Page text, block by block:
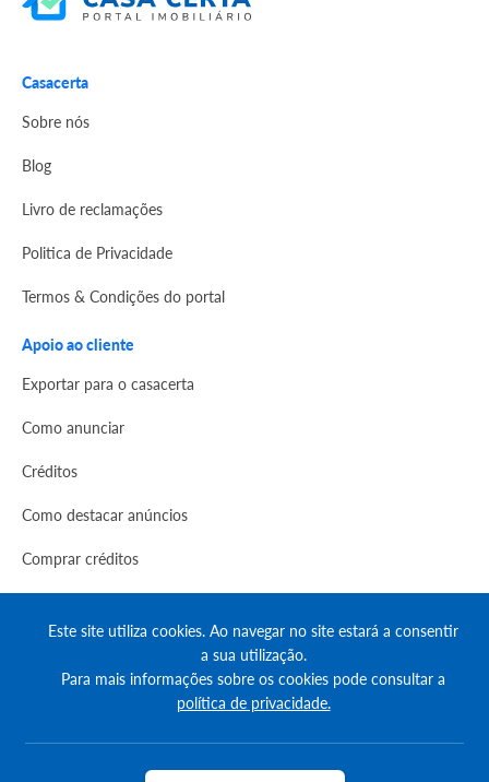
Casacerta
Sobre nós
Blog
Livro de reclamações
Politica de Privacidade
Termos & Condições do portal
Apoio ao cliente
Exportar para o casacerta
Como anunciar
Créditos
Como destacar anúncios
Comprar créditos
Agenda Imobilária
Simulador de Crédito
Este site utiliza cookies. Ao navegar no site estará a consentir
a sua utilização.
Para mais informações sobre os cookies pode consultar a
política de privacidade.